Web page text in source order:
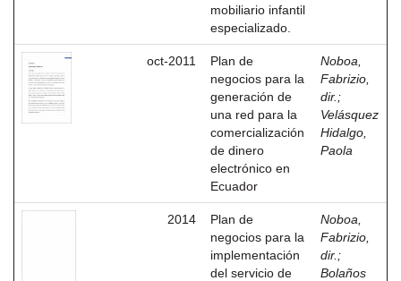
mobiliario infantil
especializado.
oct-2011
Plan de
negocios para la
generación de
una red para la
comercialización
de dinero
electrónico en
Ecuador
Noboa,
Fabrizio,
dir. ;
Velásquez
Hidalgo,
Paola
2014
Plan de
negocios para la
implementación
del servicio de
Noboa,
Fabrizio,
dir. ;
Bolaños